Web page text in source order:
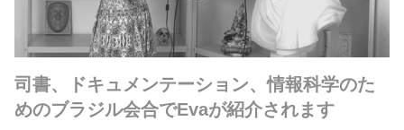
司書、ドキュメンテーション、情報科学のた
めのブラジル会合でEvaが紹介されます